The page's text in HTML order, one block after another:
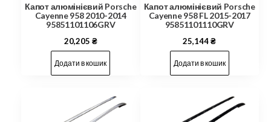
Капот алюмінієвий Porsche
Cayenne 958 2010-2014
95851101106GRV
20,205 ₴
Додати в кошик
Капот алюмінієвий Porsche
Cayenne 958 FL 2015-2017
95851101110GRV
25,144₴
Додати в кошик